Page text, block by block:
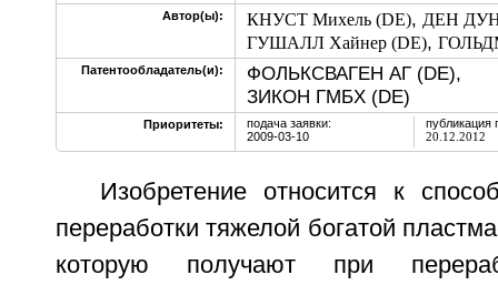
Автор(ы): КНУСТ Михель (DE), ДЕН
ГУШАЛЛ Хайнер (DE),
Патентообладатель(и):
ФОЛЬКСВАГЕН АГ (DE),
ЗИКОН ГМБХ (DE)
Приоритеты:
подача заявки:
2009-03-10
публикация
20.12.2012
Изобретение относится к
переработки тяжелой богатой
которую получают при